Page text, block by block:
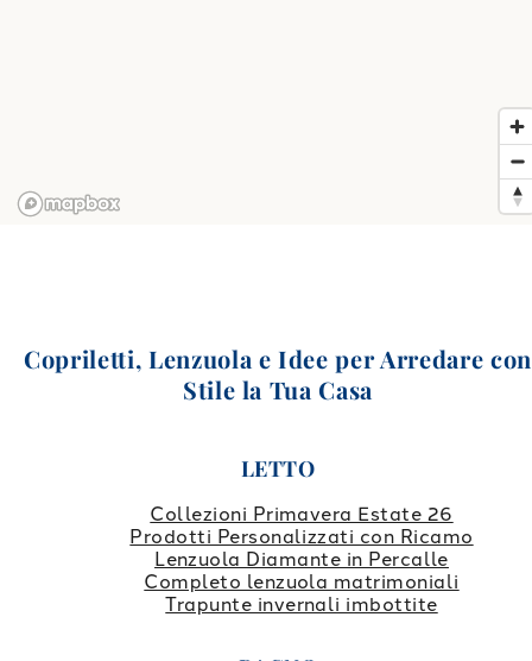
Copriletti, Lenzuola e Idee per Arredare con
Stile la Tua Casa
LETTO
Collezioni Primavera Estate 26
Prodotti Personalizzati con Ricamo
Lenzuola Diamante in Percalle
Completo lenzuola matrimoniali
Trapunte invernali imbottite